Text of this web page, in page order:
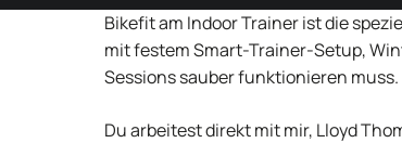
Bikefit am Indoor Trainer ist die
mit festem Smart-Trainer-Setup,
Sessions sauber funktionieren muss.
Du arbeitest direkt mit mir, Lloyd